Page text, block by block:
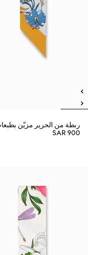
ربطة من الحرير مزيّن
SAR 900